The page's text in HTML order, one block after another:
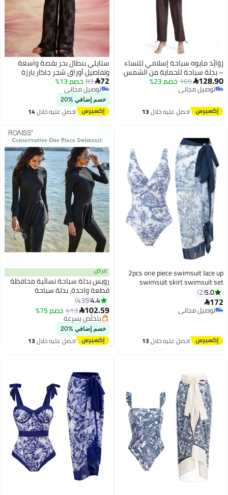
رَوَائِد مايوه سباحة إسلامي للنساء
– بدلة سباحة للحماية من الشمس
128.90
169خصم 23%
توصيل مجاني
توصيل مجاني
احصل عليه خلال13
اغسطس
2
ستايلي بنطال بحر بقصة واسعة
وتفاصيل أوراق شجر جاكار بارزة
الملمس
72
83خصم 13%
توصيل مجاني
توصيل مجاني
خصم إضافي %20
احصل عليه خلال14
اغسطس
2pcs one piece swimsuit lace up
swimsuit skirt swimsuit set
5.0
2
172
توصيل مجاني
توصيل مجاني
احصل عليه خلال13
اغسطس
6
عرض
رويس بدلة سباحة نسائية محافظة
قطعة واحدة، بدلة سباحة
للمسلمات بحاشية مكشكشة،
بنطلون بأكمام طويلة، ملابس
شاطئ للسيدات، فستان تزلج على
الأمواج واقي من الشمس، ملابس
عربية، أسود خالص
4.4
439
102.59
413خصم 75%
#14 في البوركيني
أقل سعر في 30 يوم
توصيل مجاني
بتخلّص بسرعة
تم بيع +80 مؤخرًا
#14 في البوركيني
خصم إضافي %20
احصل عليه خلال13
اغسطس